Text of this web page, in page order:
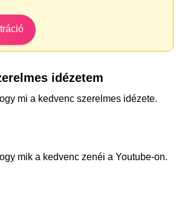
idézetem
mi a kedvenc szerelmes idézete.
mik a kedvenc zenéi a Youtube-on.